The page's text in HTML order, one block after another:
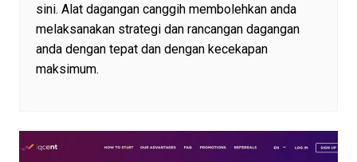
sini. Alat dagangan canggih membolehkan anda
melaksanakan strategi dan rancangan dagangan
anda dengan tepat dan dengan kecekapan
maksimum.